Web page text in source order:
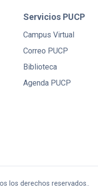
Servicios PUCP
Campus Virtual
Correo PUCP
Biblioteca
Agenda PUCP
los derechos reservados..